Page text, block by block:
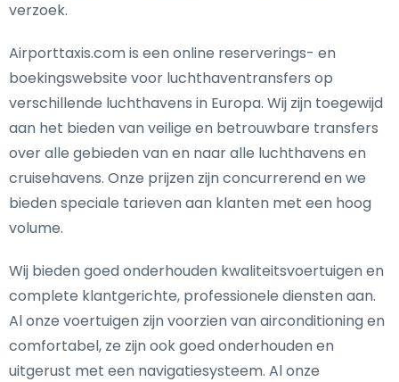
verzoek.
Airporttaxis.com is een online reserverings- en
boekingswebsite voor luchthaventransfers op
verschillende luchthavens in Europa. Wij zijn toegewijd
aan het bieden van veilige en betrouwbare transfers
over alle gebieden van en naar alle luchthavens en
cruisehavens. Onze prijzen zijn concurrerend en we
bieden speciale tarieven aan klanten met een hoog
volume.
Wij bieden goed onderhouden kwaliteitsvoertuigen en
complete klantgerichte, professionele diensten aan.
Al onze voertuigen zijn voorzien van airconditioning en
comfortabel, ze zijn ook goed onderhouden en
uitgerust met een navigatiesysteem. Al onze